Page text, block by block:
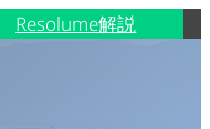
Resolume解説